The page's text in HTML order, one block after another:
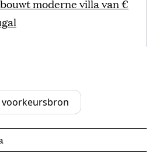
moderne villa van €
voorkeursbron